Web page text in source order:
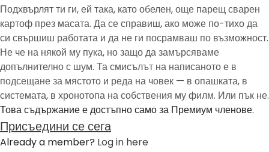
Подхвърлят ти ги, ей така, като обелен, още парещ сварен
картоф през масата. Да се справиш, ако може по-тихо да
си свършиш работата и да не ги посрамваш по възможност.
Не че на някой му пука, но защо да замърсяваме
допълнително с шум. Та смисълът на написаното е в
подсещане за мястото и реда на човек — в опашката, в
системата, в хронотопа на собствения му филм. Или пък не.
Това съдържание е достъпно само за Премиум членове.
Присъедини се сега
Already a member? Log in here